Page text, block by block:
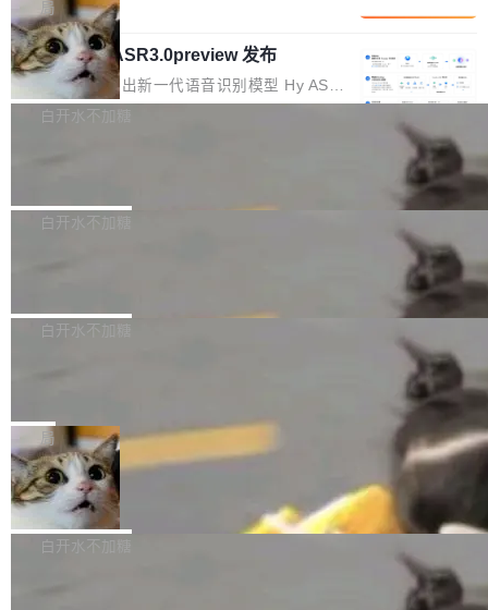
移到B集群，王某都回复了"收到"。 他没有迁移
数据。2024年9月3日下午4点，他使用此前登录
的账号密码进入A集群，输入了一条被程序员圈
称为"删库跑路"的命令——最高管理员权限、无
自研的多个文生3D和...
它们有一个共同的问题：太吃显存了。月之暗面
的 Kimi K 系列和智谱的 GLM 都是长上下文、M
oE 架构的大模型，好用到让人上瘾，但 GPU 显
存永远不够用。 Cloudflare 的 Workers AI 团队
一直在跑这些模型的推理。他们在官方博客上发
整性保护。效果是：吞吐量提升 41%，每 token
局
腾讯混元 Hy ASR3.0preview 发布
腾讯混元正式推出新一代语音识别模型 Hy ASR
3.0preview。基于最新一代大语言模型 Hy3 的
让语音识别不再只是听清，而是真正听懂。通过
w 不要求标准普通话，方言识别覆盖粤语、吴语
白开水不加糖
新和少量网页兼容性修复版本。 Changes/fixe
容提供的字体时出现的几个问题 为避免音频加
质的最低采样率）的音频格式将被拒绝 修复了 C
SS 圆角虚线样式中可能存在的问题 如果表单中
的图像元素不在同一个子树中，则它们将不再关
联 加...
白开水不加糖
发布的 Release Notes，他利用 AI 工具（如 Co
最强的若干项。对于尚未正式发版的 PG 19，则
通过拉取过去一年内（从 PG 18 Beta1 时间点
至今）的所有 commit，同样交由 AI 分析提炼。
经过人工复核，准确度令人满意。这一方法也为
社区爱好者提供了高效跟踪新版本的思路。
白开水不加糖
维护工作一直与我的日常工作、家务、社交生活
和休闲娱乐竞争时间。" 这是 libexpat 维护者 S
ebastian Pipping 写在博客里的话。8 月 4 日，
他宣布了一个新消息：从 2026 年 8 月 1 日起，
他可以全职维护 libexpat 了，最长 6 个月。发
局
Firefox 153.0.3 发布
Firefox 153.0.3 现已发布，具体更新内容如
下： New Smart Window 包含多项增强功能：
白开水不加糖